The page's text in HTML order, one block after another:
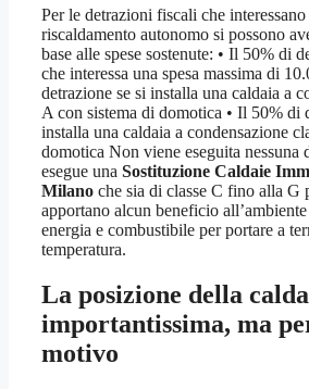
Per le detrazioni fiscali che
riscaldamento autonomo si possono
base alle spese sostenute: • Il 50% di
che interessa una spesa massima di
detrazione se si installa una caldaia a
A con sistema di domotica • Il 50% di
installa una caldaia a condensazione
domotica Non viene eseguita nessuna
esegue una Sostituzione Caldaie
Milano che sia di classe C fino alla G
apportano alcun beneficio
energia e combustibile per portare a
temperatura.
La posizione della
importantissima, ma
motivo